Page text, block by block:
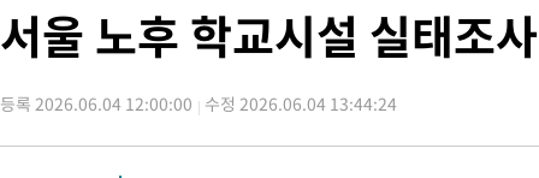
-1997초 전 >
극한폭염 한풀 꺾이지만…'낮 최고 35도' 무더위, 열대야 계속[
41분 전 >[속보]'압수수색·성접대 논란' 축구협회 "실망과 걱정 안겨드려 죄
3시간 전 >'최고 37도' 폭염 지속…강원동해안 최대 150㎜ 비
서울 노후 학교시설 실태조
등록 2026.06.04 12:00:00 수정 2026.06.04 13:44:24